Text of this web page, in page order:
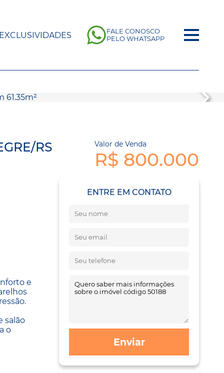
EXCLUSIVIDADES
FALE CONOSCO
PELO WHATSAPP
RS Valor de Venda
R$ 800.000
e
salão
o
ENTRE EM CONTATO
Enviar